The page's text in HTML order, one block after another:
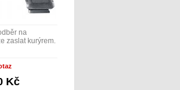
na
zaslat kurýrem.
Kč